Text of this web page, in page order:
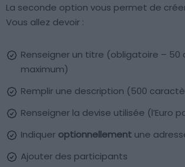
La seconde option vous permet de
Vous allez devoir :
Renseigner un titre (obligatoire – 50
maximum)
Remplir une description (500
Renseigner la devise utilisée (l’Euro
Indiquer optionnellement une
Ajouter des participants